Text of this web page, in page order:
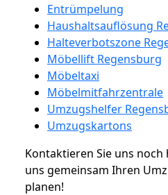
Entrümpelung
Haushaltsauflösung
Halteverbotszone
Möbellift Regensburg
Möbeltaxi
Möbelmitfahrzentrale
Umzugshelfer
Umzugskartons
Kontaktieren Sie uns noch
uns gemeinsam Ihren
planen!